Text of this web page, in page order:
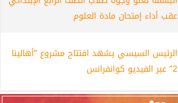
عقب أداء إمتحان مادة العلوم
الرئيس السيسي يشهد افتتاح مشروع ”أهالينا
2” عبر الفيديو كوانفرانس